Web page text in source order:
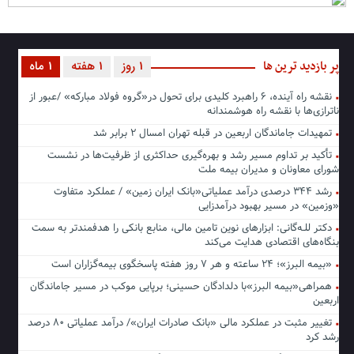
پر بازدید ترین ها 1 ماه 1 هفته 1 روز
نقشه راه آینده، ۶ راهبرد کلیدی برای تحول در«گروه فولاد مبارکه» /عبور از
ناترازی‌ها با نقشه راه هوشمندانه
تمهیدات جاماندگان اربعین در قبله تهران امسال ۲ برابر شد
تأکید بر تداوم مسیر رشد و بهره‌گیری حداکثری از ظرفیت‌ها در نشست
شورای معاونان و مدیران بیمه ملت
رشد ۳۴۴ درصدی درآمد عملیاتی«بانک ایران زمین» / عملکرد متفاوت
«وزمین» در مسیر بهبود درآمدزایی
دکتر للـه‌گانی: ابزارهای نوین تامین مالی، منابع بانکی را هدفمندتر به سمت
بنگاه‌های اقتصادی هدایت می‌کند
«بیمه البرز»؛ ۲۴ ساعته و هر ۷ روز هفته پاسخگوی بیمه‌گزاران است
همراهی«بیمه البرز»با دلدادگان حسینی؛ برپایی موکب در مسیر جاماندگان
اربعین
تغییر مثبت در عملکرد مالی «بانک صادرات ایران»/ درآمد عملیاتی ۸۰ درصد
رشد کرد